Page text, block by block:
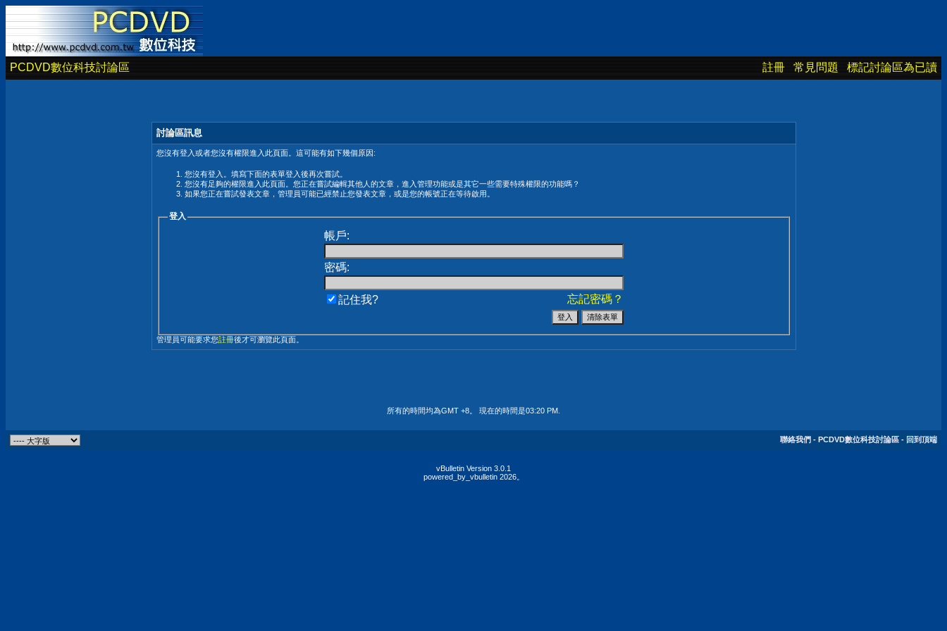
PCDVD數位科技討論區 註冊 常見問題 標記討論區為已讀
討論區訊息
您沒有登入或者您沒有權限進入此頁面。這可能有如下幾個原因:
您沒有登入。填寫下面的表單登入後再次嘗試。
您沒有足夠的權限進入此頁面。您正在嘗試編輯其他人的文章，進入管理功能或是其它一些需要特殊權限的功能嗎？
如果您正在嘗試發表文章，管理員可能已經禁止您發表文章，或是您的帳號正在等待啟用。
登入
帳戶:
密碼:
忘記密碼？
記住我?
管理員可能要求您註冊後才可瀏覽此頁面。
所有的時間均為GMT +8。 現在的時間是03:20 PM
聯絡我們 - PCDVD數位科技討論區 - 回到頂端
vBulletin Version 3.0.1
powered_by_vbulletin 2026。